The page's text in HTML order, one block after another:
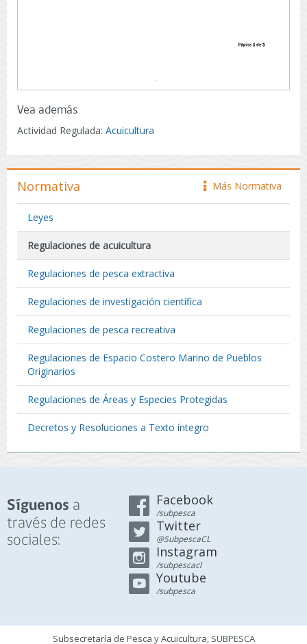
Vea además
Actividad Regulada: Acuicultura
icono
Más Normativa
Normativa
Leyes
Regulaciones de acuicultura
Regulaciones de pesca extractiva
Regulaciones de investigación científica
Regulaciones de pesca recreativa
Regulaciones de Espacio Costero Marino de Pueblos
Originarios
Regulaciones de Áreas y Especies Protegidas
Decretos y Resoluciones a Texto íntegro
Síguenos a
través de redes
sociales:
Facebook
/subpesca
Twitter
@SubpescaCL
Instagram
/subpescacl
Youtube
/subpesca
Subsecretaría de Pesca y Acuicultura, SUBPESCA